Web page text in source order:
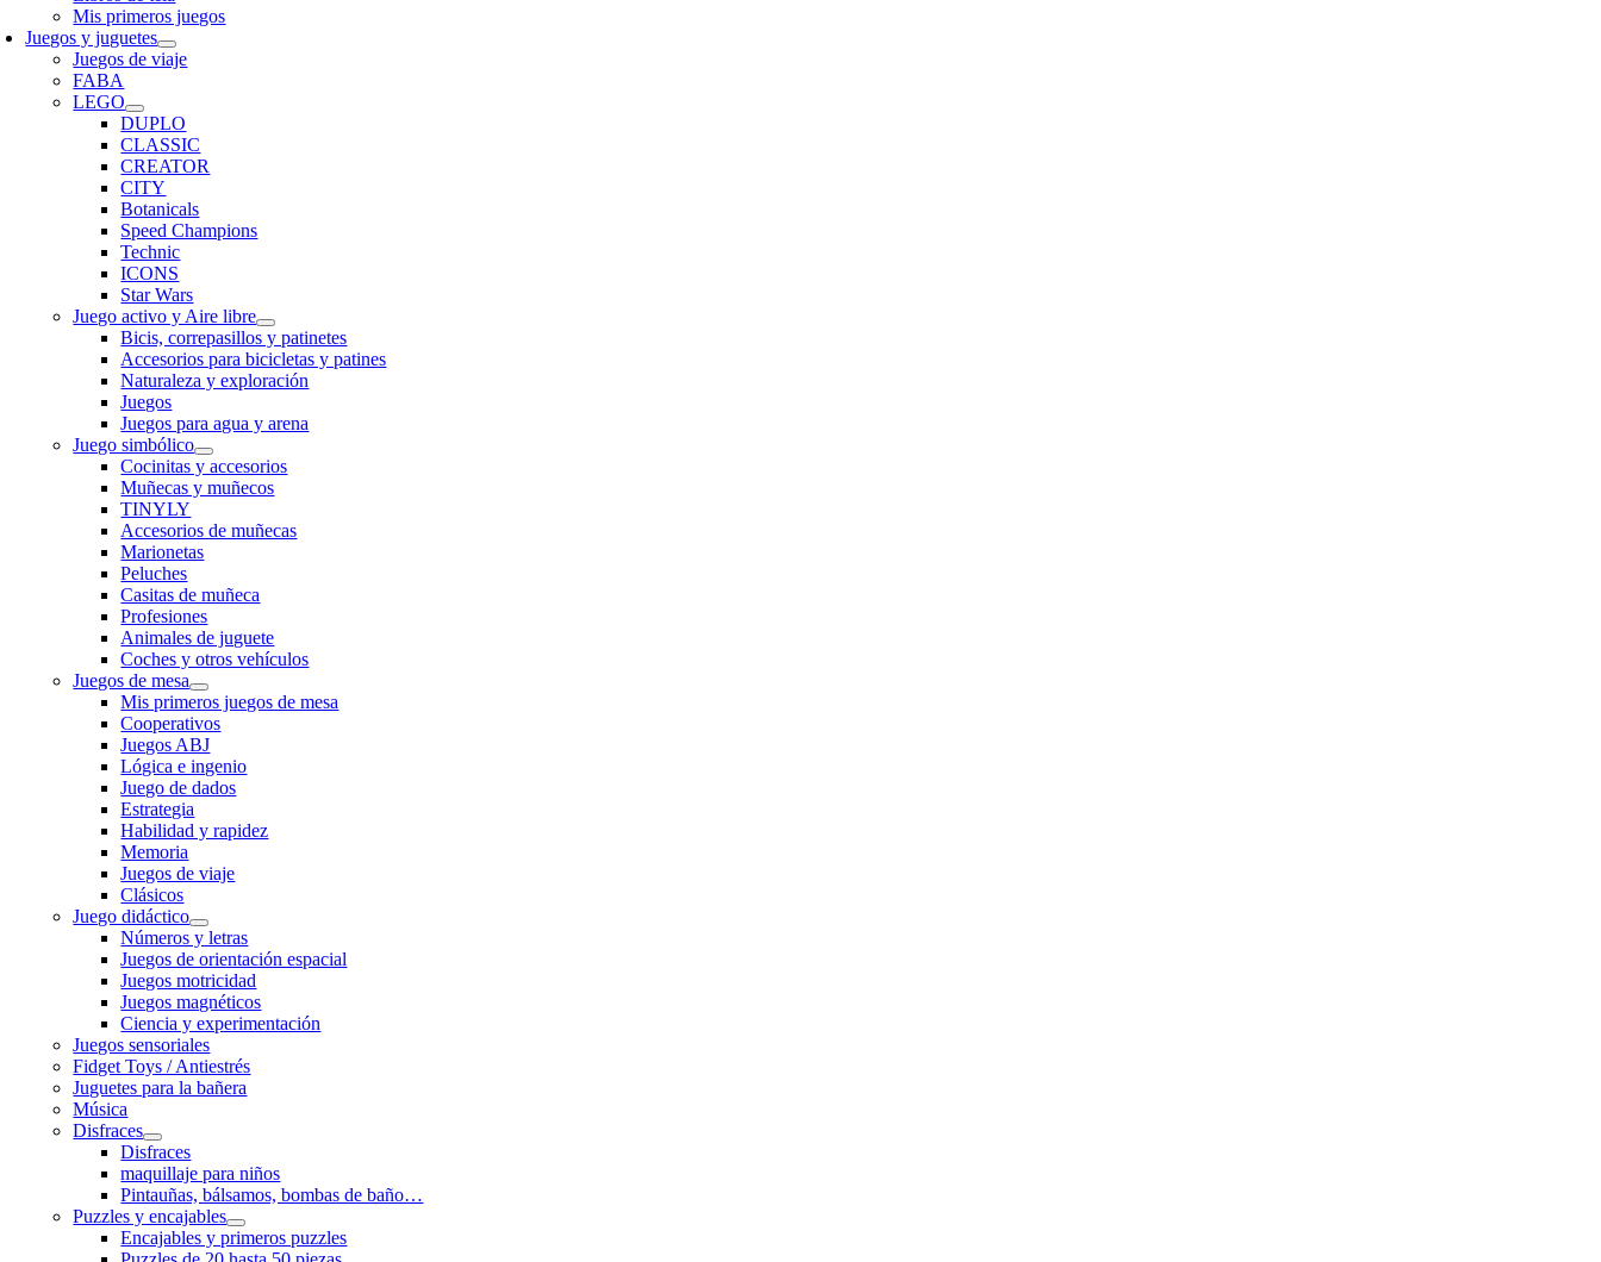
Mis primeros juegos
Juegos y juguetes
Juegos de viaje
FABA
LEGO
DUPLO
CLASSIC
CREATOR
CITY
Botanicals
Speed Champions
Technic
ICONS
Star Wars
Juego activo y Aire libre
Bicis, correpasillos y patinetes
Accesorios para bicicletas y patines
Naturaleza y exploración
Juegos
Juegos para agua y arena
Juego simbólico
Cocinitas y accesorios
Muñecas y muñecos
TINYLY
Accesorios de muñecas
Marionetas
Peluches
Casitas de muñeca
Profesiones
Animales de juguete
Coches y otros vehículos
Juegos de mesa
Mis primeros juegos de mesa
Cooperativos
Juegos ABJ
Lógica e ingenio
Juego de dados
Estrategia
Habilidad y rapidez
Memoria
Juegos de viaje
Clásicos
Juego didáctico
Números y letras
Juegos de orientación espacial
Juegos motricidad
Juegos magnéticos
Ciencia y experimentación
Juegos sensoriales
Fidget Toys / Antiestrés
Juguetes para la bañera
Música
Disfraces
Disfraces
maquillaje para niños
Pintauñas, bálsamos, bombas de baño…
Puzzles y encajables
Encajables y primeros puzzles